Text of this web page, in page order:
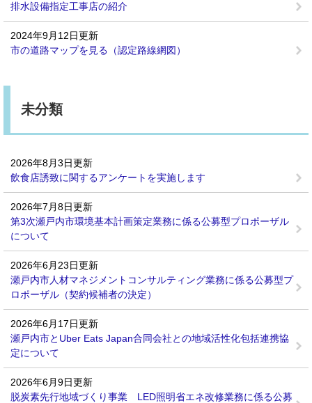
排水設備指定工事店の紹介
2024年9月12日更新
市の道路マップを見る（認定路線網図）
未分類
2026年8月3日更新
飲食店誘致に関するアンケートを実施します
2026年7月8日更新
第3次瀬戸内市環境基本計画策定業務に係る公募型プロポーザル
について
2026年6月23日更新
瀬戸内市人材マネジメントコンサルティング業務に係る公募型プ
ロポーザル（契約候補者の決定）
2026年6月17日更新
瀬戸内市とUber Eats Japan合同会社との地域活性化包括連携協
定について
2026年6月9日更新
脱炭素先行地域づくり事業 LED照明省エネ改修業務に係る公募